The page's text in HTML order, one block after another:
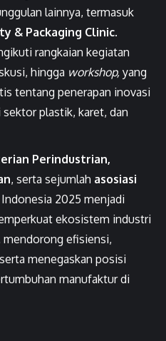
lainnya, termasuk
& Packaging Clinic.
rangkaian kegiatan
hingga workshop, yang
tentang penerapan inovasi
plastik, karet, dan
Perindustrian,
, serta sejumlah asosiasi
2025 menjadi
ekosistem industri
efisiensi,
menegaskan posisi
manufaktur di